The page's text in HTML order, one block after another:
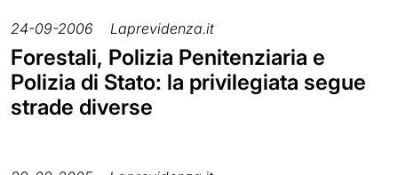
24-09-2006 Laprevidenza.it
Forestali, Polizia Penitenziaria e
Polizia di Stato: la privilegiata segue
strade diverse